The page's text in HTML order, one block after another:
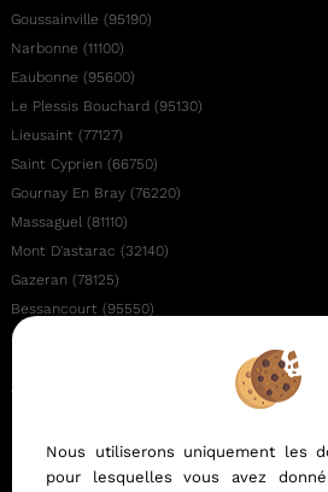
Goussainville (95190)
Narbonne (11100)
Eaubonne (95600)
Le Plessis Bouchard (95130)
Lieusaint (77127)
Saint Cyprien (66750)
Gournay En Bray (76220)
Massaguel (81110)
Mont D'astarac (32140)
Gazeran (78125)
Bessancourt (95550)
Maurecourt (78780)
Trouville Sur Mer (14360)
Masseube (32140)
Sournia (66730)
Nous utiliserons uniquement les
pour lesquelles vous avez